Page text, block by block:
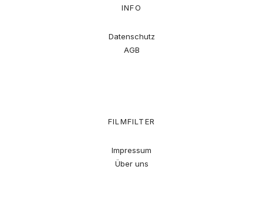
INFO
Datenschutz
AGB
FILMFILTER
Impressum
Über uns